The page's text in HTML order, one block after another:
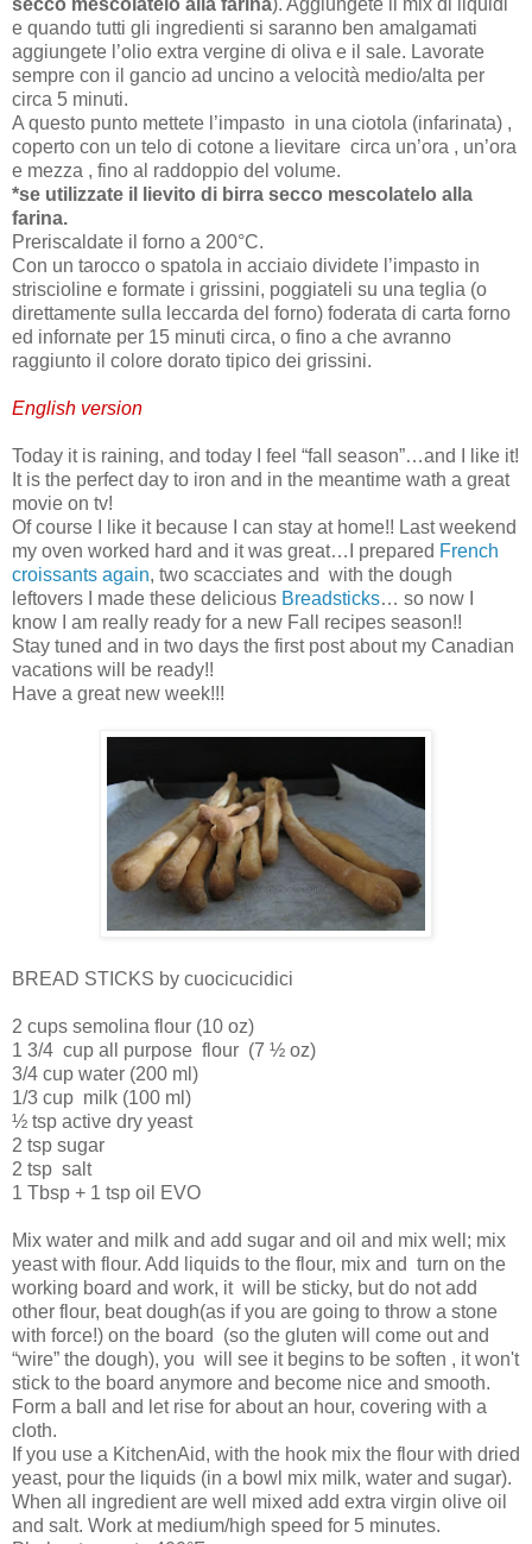
e quando tutti gli ingredienti si saranno ben amalgamati
aggiungete l’olio extra vergine di oliva e il sale. Lavorate
sempre con il gancio ad uncino a velocità medio/alta per
circa 5 minuti.
A questo punto mettete l’impasto in una ciotola (infarinata) ,
coperto con un telo di cotone a lievitare circa un’ora , un’ora
e mezza , fino al raddoppio del volume.
*se utilizzate il lievito di birra secco mescolatelo alla
farina.
Preriscaldate il forno a 200°C.
Con un tarocco o spatola in acciaio dividete l’impasto in
striscioline e formate i grissini, poggiateli su una teglia (o
direttamente sulla leccarda del forno) foderata di carta forno
ed infornate per 15 minuti circa, o fino a che avranno
raggiunto il colore dorato tipico dei grissini.
English version
Today it is raining, and today I feel “fall season”…and I like it!
It is the perfect day to iron and in the meantime wath a great
movie on tv!
Of course I like it because I can stay at home!! Last weekend
my oven worked hard and it was great…I prepared French
croissants again, two scacciates and with the dough
leftovers I made these delicious Breadsticks… so now I
know I am really ready for a new Fall recipes season!!
Stay tuned and in two days the first post about my Canadian
vacations will be ready!!
Have a great new week!!!
BREAD STICKS by cuocicucidici
2 cups semolina flour (10 oz)
1 3/4 cup all purpose flour (7 ½ oz)
3/4 cup water (200 ml)
1/3 cup milk (100 ml)
½ tsp active dry yeast
2 tsp sugar
2 tsp salt
1 Tbsp + 1 tsp oil EVO
Mix water and milk and add sugar and oil and mix well; mix
yeast with flour. Add liquids to the flour, mix and turn on the
working board and work, it will be sticky, but do not add
other flour, beat dough(as if you are going to throw a stone
with force!) on the board
(so the gluten will come out and
“wire” the dough), you will see it begins to be soften , it won't
stick to the board anymore and become nice and smooth.
Form a ball and let rise for about an hour, covering with a
cloth.
If you use a KitchenAid, with the hook mix the flour with dried
yeast, pour the liquids (in a bowl mix milk, water and sugar).
When all ingredient are well mixed add extra virgin olive oil
and salt. Work at medium/high speed for 5 minutes.